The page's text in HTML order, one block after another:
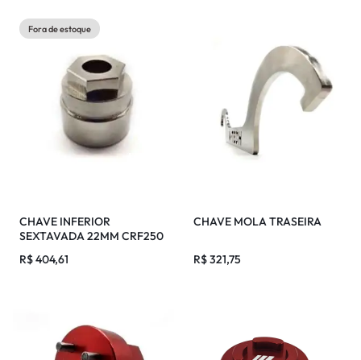
Fora de estoque
CHAVE INFERIOR
SEXTAVADA 22MM CRF250
R$404,61
CHAVE MOLA TRASEIRA
R$321,75